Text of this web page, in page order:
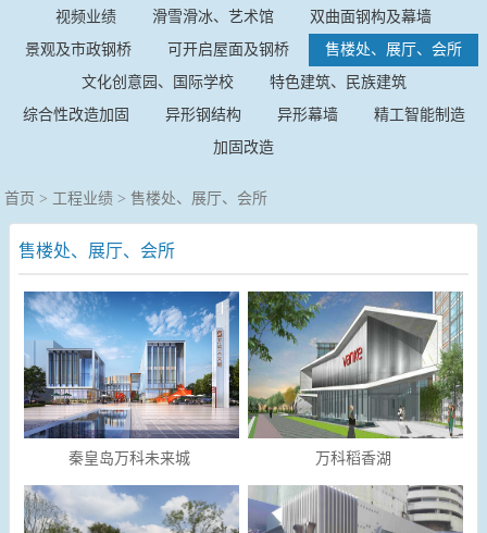
视频业绩 滑雪滑冰、艺术馆
双曲面钢构及幕墙
景观及市政钢桥
可开启屋面及钢桥
售楼处、展厅、会所
文化创意园、国际学校
特色建筑、民族建筑
综合性改造加固
异形钢结构 异形幕墙
精工智能制造
加固改造
首页 > 工程业绩 >售楼处、展厅、会所
售楼处、展厅、会所
秦皇岛万科未来城 万科稻香湖